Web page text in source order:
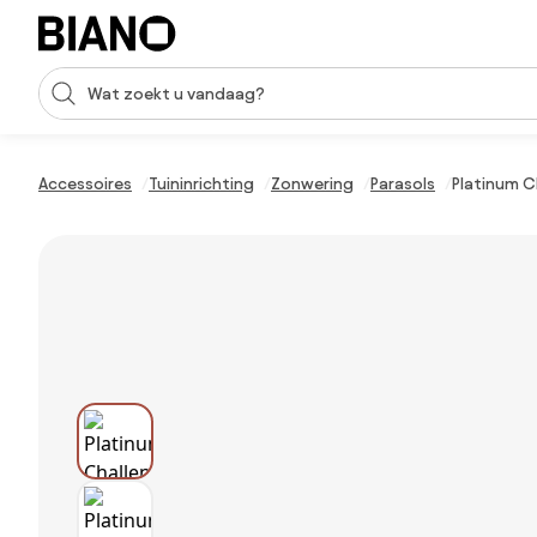
Navigatie overslaan, naar inhoud springen
Zoekopdracht invoeren
Accessoires Tuininrichting Zonwering Parasols Platinum